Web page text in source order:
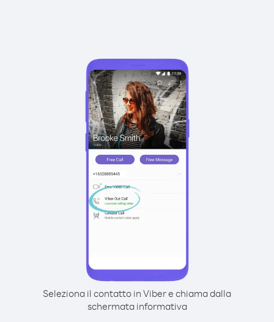
Seleziona il contatto in Viber e chiama dalla
schermata informativa